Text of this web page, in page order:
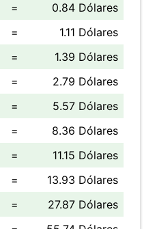
=
0.84 Dólares
=
1.11 Dólares
=
1.39 Dólares
=
2.79 Dólares
=
5.57 Dólares
=
8.36 Dólares
=
11.15 Dólares
=
13.93 Dólares
=
27.87 Dólares